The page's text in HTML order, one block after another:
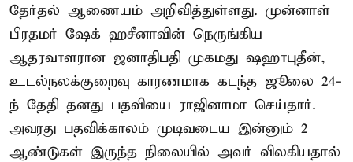
தேர்தல் ஆணையம் அறிவித்துள்ளது. முன்னாள்
பிரதமர் ஷேக் ஹசீனாவின் நெருங்கிய
ஆதரவாளரான ஜனாதிபதி முகமது ஷஹாபுதீன்,
உடல்நலக்குறைவு காரணமாக கடந்த ஜூலை 24-
ந் தேதி தனது பதவியை ராஜினாமா செய்தார்.
அவரது பதவிக்காலம் முடிவடைய இன்னும் 2
ஆண்டுகள் இருந்த நிலையில் அவர் விலகியதால்